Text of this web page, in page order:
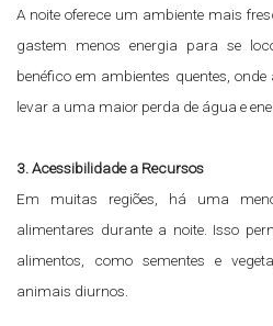
A noite oferece um ambiente mais
gastem menos energia para se
benéfico em ambientes quentes,
levar a uma maior perda de água e
3. Acessibilidade a Recursos
Em muitas regiões, há uma
alimentares durante a noite. Isso
alimentos, como sementes e
animais diurnos.